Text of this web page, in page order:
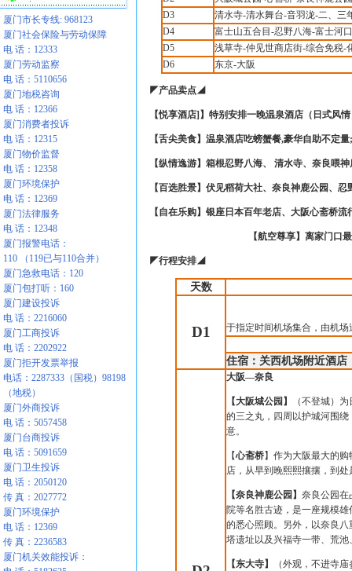
厦门市长专线: 968123
厦门社会保险与劳动保障
电 话：12333
厦门劳动监察
电 话：5110656
厦门地税咨询
电 话：12366
厦门消费者投诉
电 话：12315
厦门物价监督
电 话：12358
厦门环境保护
电 话：12369
厦门法律服务
电 话：12348
厦门报警电话：
110 （119已与110合并）
厦门急救电话：120
厦门包打听：160
厦门建设投诉
电 话：2216060
厦门工商投诉
电 话：2202922
厦门拒开发票举报
电话：2287333（国税）98198
（地税）
厦门外商投诉
电 话：5057458
厦门台商投诉
电 话：5091659
厦门卫生投诉
电 话：2050120
传 真：2027772
厦门环境保护
电 话：12369
传 真：2236583
厦门机关效能投诉：
D3
清水寺-清水舞台-音羽泷-二、三
D4
富士山五合目 -忍野八海-富士河
D5
浅草寺-仲见世商店街-综合免税-
D6
东京-大阪
◤产品卖点◢
【悦享酒店] 】 特别安排一晚温泉酒店（日式风
【舌尖美食】 温泉酒店吃螃蟹餐,豪华自助不定量;
【纵情逸游】 箱根忍野八海、 清水寺、奈良喂
【百选胜景】 伏见稻荷大社、奈良神鹿公园、忍
【自在乐购】 银座日本百年老店、大阪心斋桥流
【航空尊享】 离家门口
◤行程安排◢
天数
D1 于指定时间机场集合，由机
住宿：关西机场附近酒店
大阪—奈良
【大阪城公园】
（不登城）
的三之丸，四周以护城河围
意。
【心斋桥】作为大阪最大的
店，从早到晚熙熙攘攘，到
【奈良神鹿公园】 奈良公园在
院等名胜古迹，是一座规模
的悉心照顾。另外，以奈良
塔遗址以及兴福寺一带、荒
【东大寺】
（外观，不进寺